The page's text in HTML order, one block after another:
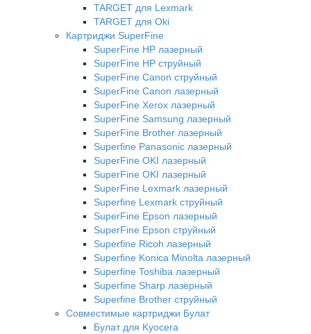
TARGET для Lexmark
TARGET для Oki
Картриджи SuperFine
SuperFine HP лазерный
SuperFine HP струйный
SuperFine Canon струйный
SuperFine Canon лазерный
SuperFine Xerox лазерный
SuperFine Samsung лазерный
SuperFine Brother лазерный
Superfine Panasonic лазерный
SuperFine OKI лазерный
SuperFine OKI лазерный
SuperFine Lexmark лазерный
Superfine Lexmark струйный
SuperFine Epson лазерный
SuperFine Epson струйный
Superfine Ricoh лазерный
Superfine Konica Minolta лазерный
Superfine Toshiba лазерный
Superfine Sharp лазерный
Superfine Brother струйный
Совместимые картриджи Булат
Булат для Kyocera